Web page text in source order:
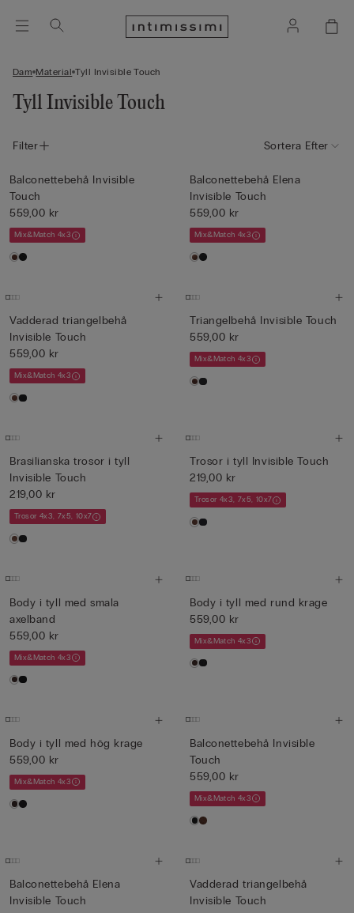
Dam Material Tyll Invisible Touch
Tyll Invisible Touch
Filter Sortera Efter
Balconettebehå Invisible
Touch
559,00 kr
Mix&Match 4x3
Balconettebehå Elena
Invisible Touch
559,00 kr
Mix&Match 4x3
Vadderad triangelbehå
Invisible Touch
559,00 kr
Mix&Match 4x3
Triangelbehå Invisible Touch
559,00 kr
Mix&Match 4x3
Brasilianska trosor i tyll
Invisible Touch
219,00 kr
Trosor 4x3, 7x5, 10x7
Trosor i tyll Invisible Touch
219,00 kr
Trosor 4x3, 7x5, 10x7
Body i tyll med smala
axelband
559,00 kr
Mix&Match 4x3
Body i tyll med rund krage
559,00 kr
Mix&Match 4x3
Body i tyll med hög krage
559,00 kr
Mix&Match 4x3
Balconettebehå Invisible
Touch
559,00 kr
Mix&Match 4x3
Balconettebehå Elena
Invisible Touch
Vadderad triangelbehå
Invisible Touch